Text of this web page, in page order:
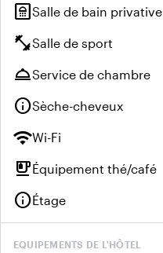
bathroomSalle de bain privative
fitness_centerSalle de sport
room_serviceService de chambre
infoSèche-cheveux
wifiWi-Fi
emoji_food_beverageÉquipement thé/café
infoÉtage
EQUIPEMENTS DE L'HÔTEL